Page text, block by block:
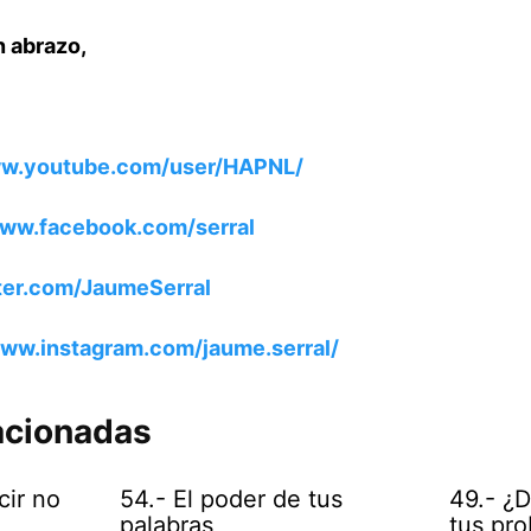
abrazo,
user/HAPNL/
serral
JaumeSerral
jaume.serral/
no
54.- El poder de tus
palabras
49.-
tus